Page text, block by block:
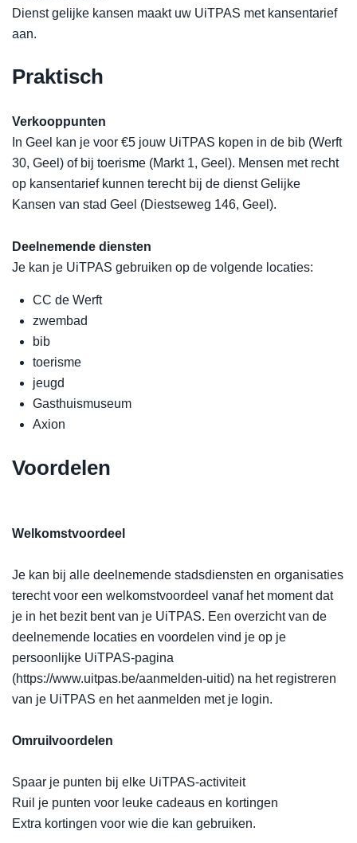
Dienst gelijke kansen maakt uw UiTPAS met kansentarief
aan.
Praktisch
Verkooppunten
In Geel kan je voor €5 jouw UiTPAS kopen in de bib (Werft
30, Geel) of bij toerisme (Markt 1, Geel). Mensen met recht
op kansentarief kunnen terecht bij de dienst Gelijke
Kansen van stad Geel (Diestseweg 146, Geel).
Deelnemende diensten
Je kan je UiTPAS gebruiken op de volgende locaties:
CC de Werft
zwembad
bib
toerisme
jeugd
Gasthuismuseum
Axion
Voordelen
Welkomstvoordeel
Je kan bij alle deelnemende stadsdiensten en organisaties
terecht voor een welkomstvoordeel vanaf het moment dat
je in het bezit bent van je UiTPAS. Een overzicht van de
deelnemende locaties en voordelen vind je op je
persoonlijke UiTPAS-pagina
(https://www.uitpas.be/aanmelden-uitid) na het registreren
van je UiTPAS en het aanmelden met je login.
Omruilvoordelen
Spaar je punten bij elke UiTPAS-activiteit
Ruil je punten voor leuke cadeaus en kortingen
Extra kortingen voor wie die kan gebruiken.